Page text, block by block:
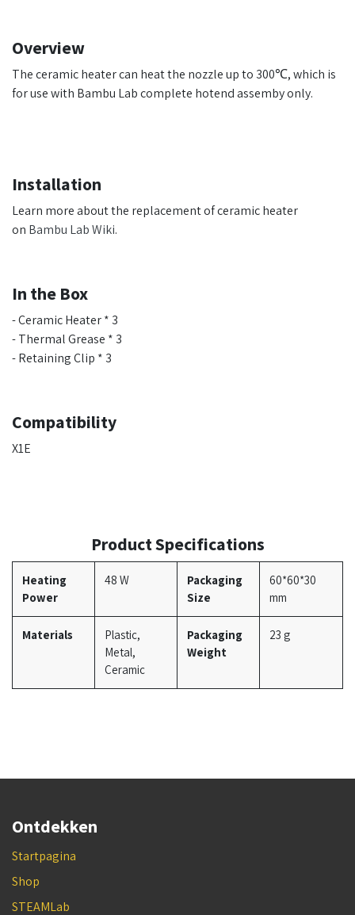
Overview
The ceramic heater can heat the nozzle up to 300℃, which is
for use with Bambu Lab complete hotend assemby only.
Installation
Learn more about the replacement of ceramic heater
on Bambu Lab Wiki.
In the Box
- Ceramic Heater * 3
- Thermal Grease * 3
- Retaining Clip * 3
Compatibility
X1E
Product Specifications
Heating
Power
48 W
Packaging
Size
60*60*30
mm
Materials
Plastic,
Metal,
Ceramic
Packaging
Weight
23 g
Ontdekken
Startpagina
Shop
STEAMLab